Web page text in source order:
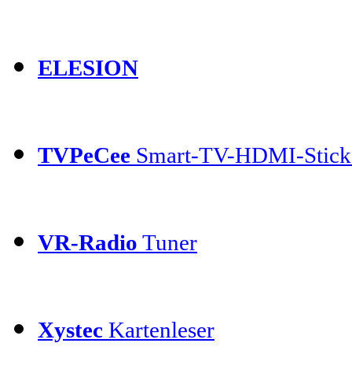
ELESION
TVPeCee Smart-TV-HDMI-
VR-Radio Tuner
Xystec Kartenleser